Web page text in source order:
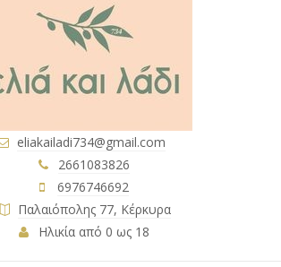
eliakailadi734@gmail.com
2661083826
6976746692
Παλαιόπολης 77, Κέρκυρα
Ηλικία από 0 ως 18